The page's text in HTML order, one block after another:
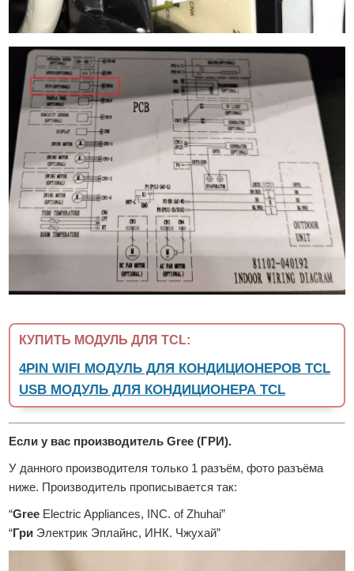
КУПИТЬ МОДУЛЬ ДЛЯ TCL:
4PIN WIFI МОДУЛЬ ДЛЯ КОНДИЦИОНЕРОВ TCL
USB МОДУЛЬ ДЛЯ КОНДИЦИОНЕРА TCL
Если у вас производитель Gree (ГРИ).
У данного производителя только 1 разъём, фото разъёма
ниже. Производитель прописывается так:
“Gree Electric Appliances, INC. of Zhuhai”
“Гри Электрик Эплайнс, ИНК. Чжухай”